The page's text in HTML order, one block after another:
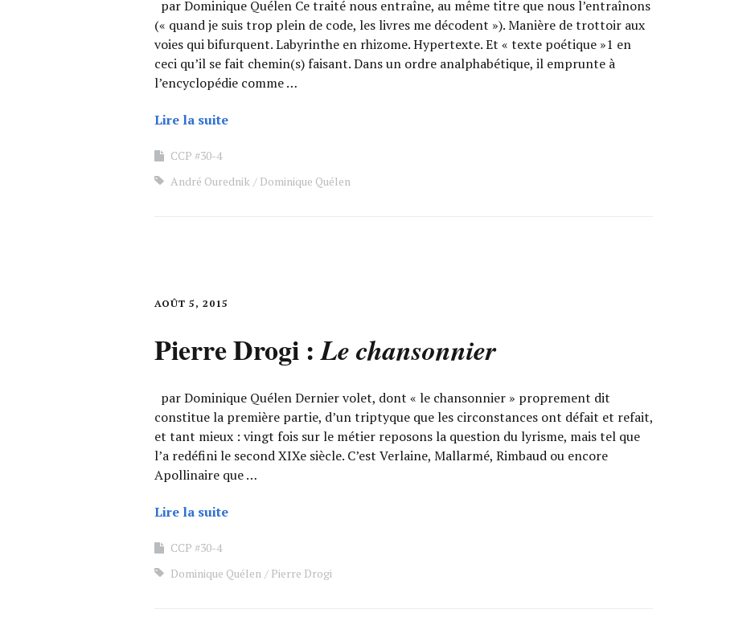
par Dominique Quélen Ce traité nous entraîne, au même titre que nous l’entraînons
(« quand je suis trop plein de code, les livres me décodent »). Manière de trottoir aux
voies qui bifurquent. Labyrinthe en rhizome. Hypertexte. Et « texte poétique »1 en
ceci qu’il se fait chemin(s) faisant. Dans un ordre analphabétique, il emprunte à
l’encyclopédie comme …
Lire la suite
CCP #30-4
André Ourednik
Dominique Quélen
AOÛT 5, 2015
Pierre Drogi :Le chansonnier
par Dominique Quélen Dernier volet, dont « le chansonnier » proprement dit
constitue la première partie, d’un triptyque que les circonstances ont défait et refait,
et tant mieux : vingt fois sur le métier reposons la question du lyrisme, mais tel que
l’a redéfini le second XIXe siècle. C’est Verlaine, Mallarmé, Rimbaud ou encore
Apollinaire que …
Lire la suite
CCP #30-4
Dominique Quélen
Pierre Drogi